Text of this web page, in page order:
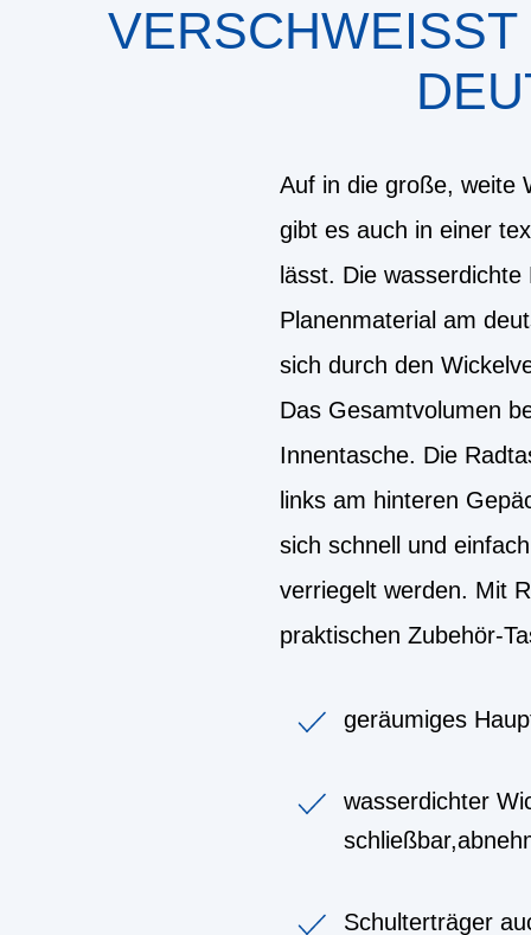
VERSCHWEISST
Auf in die große, weite
gibt es auch in einer
lässt. Die
Planenmaterial am
sich durch den
Das Gesamtvolumen
Innentasche. Die
links am hinteren
sich schnell und
verriegelt werden. Mit
praktischen Zubehör-
geräumiges
wasserdichter
Schulterträger